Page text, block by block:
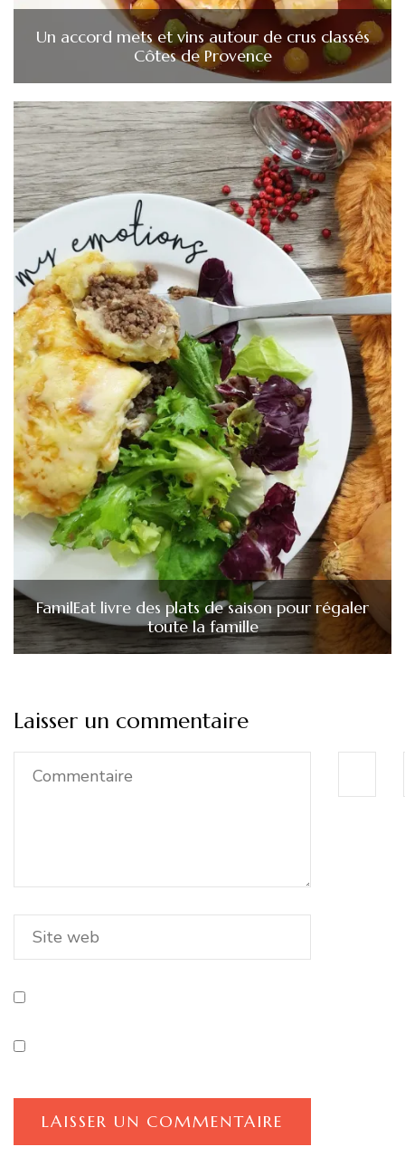
Un accord mets et vins autour de crus classés
Côtes de Provence
FamilEat livre des plats de saison pour régaler
toute la famille
Laisser un commentaire